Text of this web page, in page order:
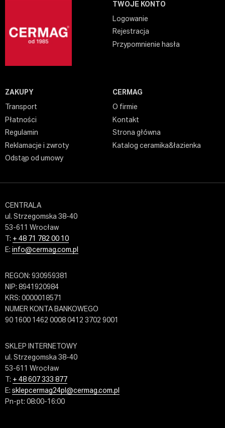
TWOJE KONTO
Logowanie
Rejestracja
Przypomnienie hasła
ZAKUPY
Transport
Płatności
Regulamin
Reklamacje i zwroty
Odstąp od umowy
CERMAG
O firmie
Kontakt
Strona główna
Katalog ceramika&łazienka
CENTRALA
ul. Strzegomska 38-40
53-611 Wrocław
T: + 48 71 782 00 10
E: info@cermag.com.pl
REGON: 930959381
NIP: 8941920984
KRS: 0000018571
NUMER KONTA BANKOWEGO
90 1600 1462 0008 0412 3702 9001
SKLEP INTERNETOWY
ul. Strzegomska 38-40
53-611 Wrocław
T: + 48 607 333 877
E: sklepcermag24pl@cermag.com.pl
Pn-pt: 08:00-16:00